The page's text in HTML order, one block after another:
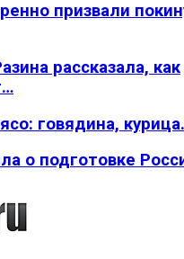
призвали
рассказала, как
говядина,
о подготовке